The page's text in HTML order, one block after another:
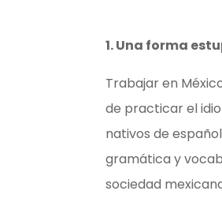
1. Una forma
Trabajar en
de practicar el
nativos de
gramática y
sociedad